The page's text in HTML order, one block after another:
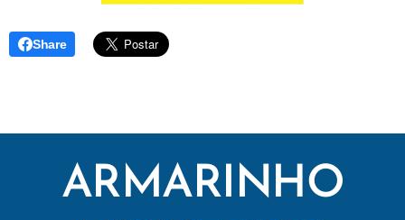
Share
ARMARINHO